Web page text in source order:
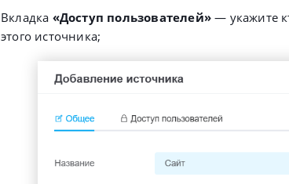
Вкладка «Доступ пользователей» — укажите
этого источника;